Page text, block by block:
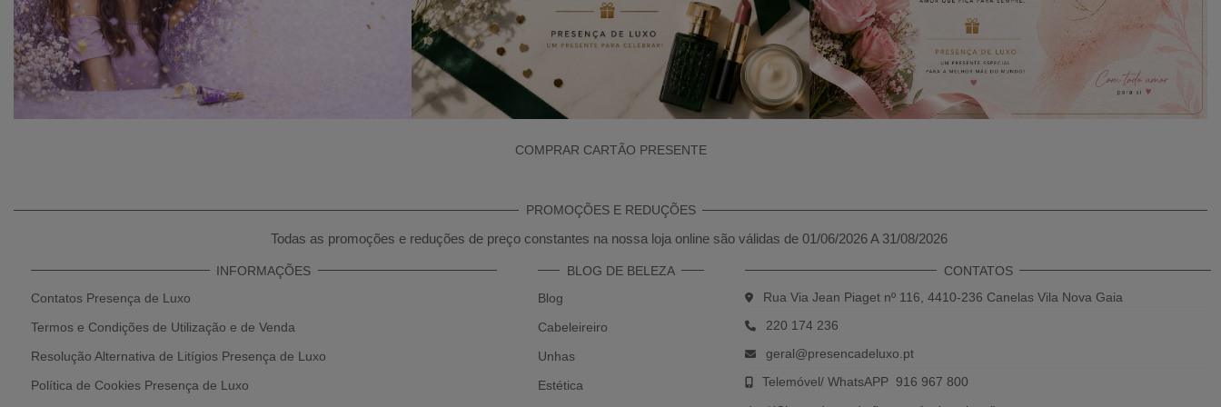
COMPRAR CARTÃO PRESENTE
PROMOÇÕES E REDUÇÕES
Todas as promoções e reduções de preço constantes na nossa loja online são válidas de 01/06/2026 A 31/08/2026
INFORMAÇÕES
Contatos Presença de Luxo
Termos e Condições de Utilização e de Venda
Resolução Alternativa de Litígios Presença de Luxo
Política de Cookies Presença de Luxo
BLOG DE BELEZA
Blog
Cabeleireiro
Unhas
Estética
CONTATOS
Rua Via Jean Piaget nº 116, 4410-236 Canelas Vila Nova Gaia
220 174 236
geral@presencadeluxo.pt
Telemóvel/ WhatsAPP 916 967 800